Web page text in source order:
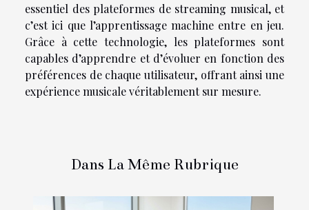
essentiel des plateformes de streaming musical, et
c’est ici que l’apprentissage machine entre en jeu.
Grâce à cette technologie, les plateformes sont
capables d’apprendre et d’évoluer en fonction des
préférences de chaque utilisateur, offrant ainsi une
expérience musicale véritablement sur mesure.
Dans La Même Rubrique